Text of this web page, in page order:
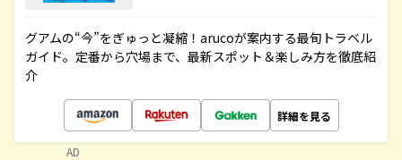
グアムの“今”をぎゅっと凝縮！arucoが案内する最旬トラベル
ガイド。定番から穴場まで、最新スポット＆楽しみ方を徹底紹
介
詳細を見る
AD